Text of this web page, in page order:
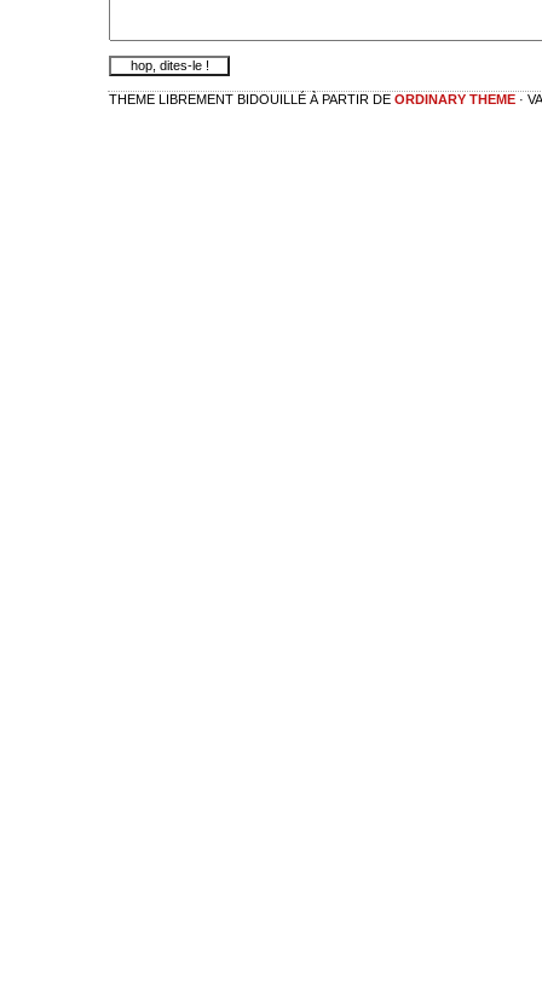
THEME LIBREMENT BIDOUILLÉ À PARTIR DE ORDINARY THEME ·